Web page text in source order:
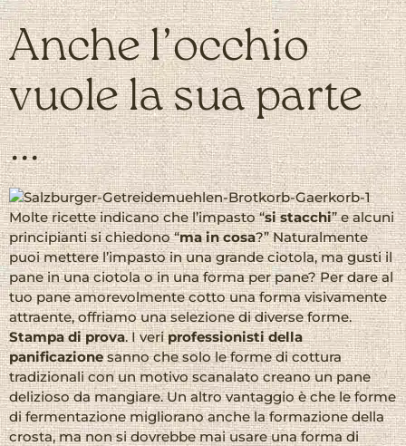
Anche l’occhio
vuole la sua parte
…
Molte ricette indicano che l’impasto “si stacchi” e alcuni
principianti si chiedono “ma in cosa?” Naturalmente
puoi mettere l’impasto in una grande ciotola, ma gusti il
pane in una ciotola o in una forma per pane? Per dare al
tuo pane amorevolmente cotto una forma visivamente
attraente, offriamo una selezione di diverse forme.
Stampa di prova. I veriprofessionisti della
panificazionesanno che solo le forme di cottura
tradizionali con un motivo scanalato creano un pane
delizioso da mangiare. Un altro vantaggio è che le forme
di fermentazione migliorano anche la formazione della
crosta, ma non si dovrebbe mai usare una forma di